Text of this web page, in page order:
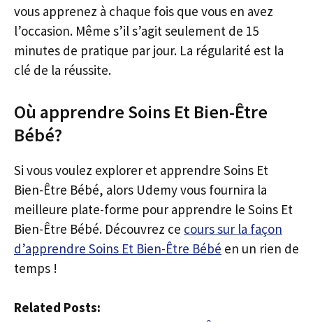
vous apprenez à chaque fois que vous en avez
l’occasion. Même s’il s’agit seulement de 15
minutes de pratique par jour. La régularité est la
clé de la réussite.
Où apprendre Soins Et Bien-Être
Bébé?
Si vous voulez explorer et apprendre Soins Et
Bien-Être Bébé, alors Udemy vous fournira la
meilleure plate-forme pour apprendre le Soins Et
Bien-Être Bébé. Découvrez ce cours sur la façon
d’apprendre Soins Et Bien-Être Bébé en un rien de
temps !
Related Posts: